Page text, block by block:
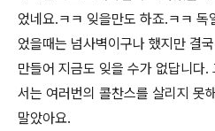
었네요.ㅋㅋ 잊을만도 하죠.ㅋㅋ 독
었을때는 넘사벽이구나 했지만 결
만들어 지금도 잊을 수가 없답니다.
서는 여러번의 콜찬스를 살리지 못
말았아요.